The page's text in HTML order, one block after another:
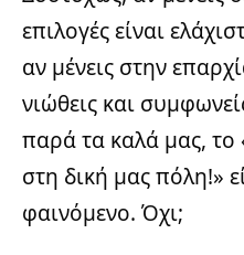
επιλογές είναι
αν μένεις στην
νιώθεις και
παρά τα καλά μας, το
στη δική μας πόλη!»
φαινόμενο. Όχι;